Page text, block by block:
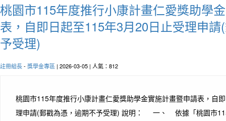
桃園市115年度推行小康計畫仁愛獎助學
表，自即日起至115年3月20日止受理申
予受理)
註冊組長- 獎學金專區 | 2026-03-05 | 人氣：812
桃園市115年度推行小康計畫仁愛獎助學金實施計畫暨申請表，自
理申請(郵戳為憑，逾期不予受理) 說明： 一、 依據「桃園市